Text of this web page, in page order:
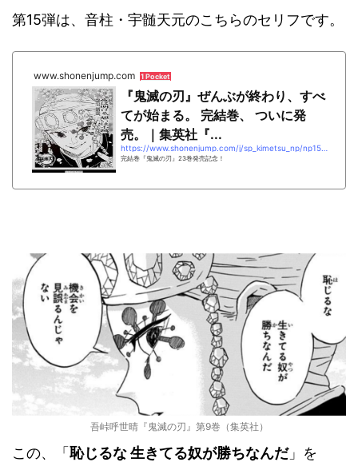
第15弾は、音柱・宇髄天元のこちらのセリフです。
www.shonenjump.com 1 Pocket
『鬼滅の刃』ぜんぶが終わり、すべ
てが始まる。 完結巻、 ついに発
売。｜集英社『...
完結巻『鬼滅の刃』23巻発売記念！
吾峠呼世晴『鬼滅の刃』第9巻（集英社）
この、「 恥じるな 生きてる奴が勝ちなんだ」を